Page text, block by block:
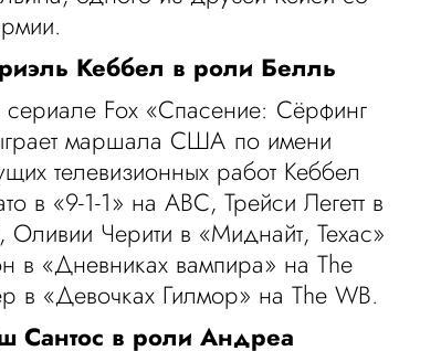
Кеббел в роли Белль
Fox «Спасение: Сёрфинг
маршала США по имени
телевизионных работ Кеббел
в «9-1-1» на ABC, Трейси Легетт в
Оливии Черити в «Миднайт, Техас»
в «Дневниках вампира» на The
в «Девочках Гилмор» на The WB.
Сантос в роли Андреа